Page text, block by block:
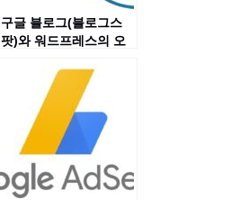
구글 블로그(블로그스
팟)와 워드프레스의 오